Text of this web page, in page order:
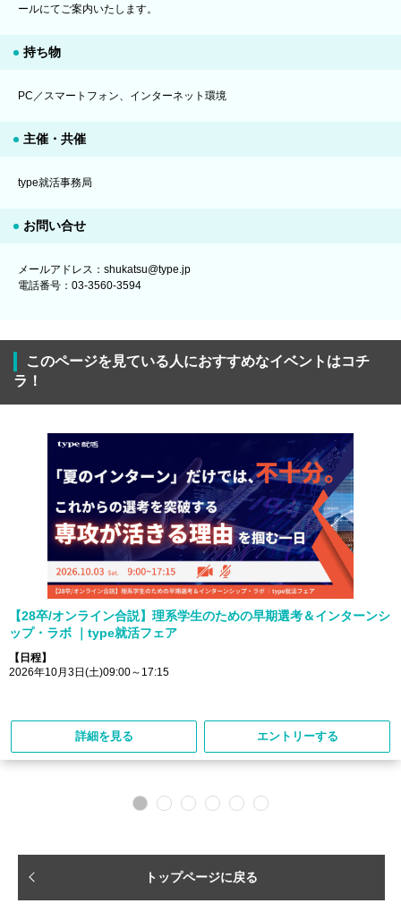
ールにてご案内いたします。
持ち物
PC／スマートフォン、インターネット環境
主催・共催
type就活事務局
お問い合せ
メールアドレス：shukatsu@type.jp
電話番号：03-3560-3594
このページを見ている人におすすめなイベントはコチ
ラ！
【28卒/オンライン合説】理系学生のための早期選考＆インターンシ
ップ・ラボ ｜type就活フェア
【日程】
2026年10月3日(土)09:00～17:15
詳細を見る エントリーする
トップページに戻る